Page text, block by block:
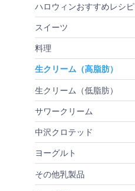
ハロウィンおすすめレシピ
スイーツ
料理
生クリーム（高脂肪）
生クリーム（低脂肪）
サワークリーム
中沢クロテッド
ヨーグルト
その他乳製品